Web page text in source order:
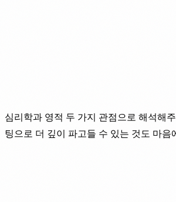
심리학과 영적 두 가지 관점으로 해석해
팅으로 더 깊이 파고들 수 있는 것도 마음